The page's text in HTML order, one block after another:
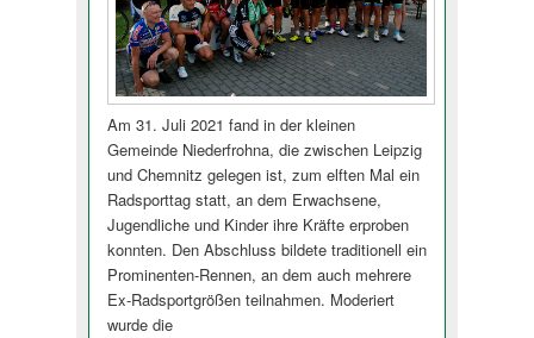
Am 31. Juli 2021 fand in der kleinen
Gemeinde Niederfrohna, die zwischen Leipzig
und Chemnitz gelegen ist, zum elften Mal ein
Radsporttag statt, an dem Erwachsene,
Jugendliche und Kinder ihre Kräfte erproben
konnten. Den Abschluss bildete traditionell ein
Prominenten-Rennen, an dem auch mehrere
Ex-Radsportgrößen teilnahmen. Moderiert
wurde die